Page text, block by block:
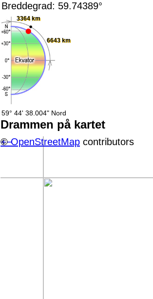
Breddegrad: 59.74389°
3364 km
6643 km
59° 44' 38.004" Nord
Drammen på kartet
+−
©OpenStreetMap contributors